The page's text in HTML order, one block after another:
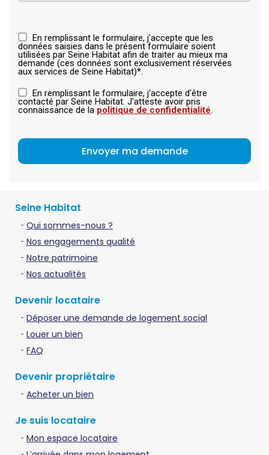
En remplissant le formulaire, j'accepte que les
données saisies dans le présent formulaire soient
utilisées par Seine Habitat afin de traiter au mieux ma
demande (ces données sont exclusivement réservées
aux services de Seine Habitat)*.
En remplissant le formulaire, j'accepte d'être
contacté par Seine Habitat. J'atteste avoir pris
connaissance de la politique de confidentialité.
Seine Habitat
Qui sommes-nous ?
Nos engagements qualité
Notre patrimoine
Nos actualités
Devenir locataire
Déposer une demande de logement social
Louer un bien
FAQ
Devenir propriétaire
Acheter un bien
Je suis locataire
Mon espace locataire